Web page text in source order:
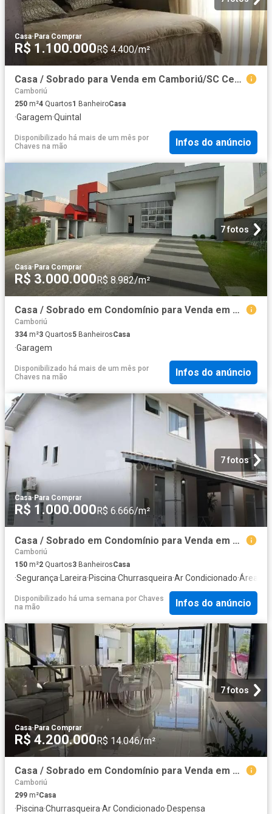
Casa· Para Comprar
R$ 1.100.000R$ 4.400/m²
Casa / Sobrado para Venda em Camboriú/SC Cedro 4 Quartos
Camboriú
250 m²4 Quartos1 BanheiroCasa
·Garagem·Quintal
Disponibilizado há mais de um mês por
Chaves na mão
Infos do anúncio
7 fotos
Casa· Para Comprar
R$ 3.000.000R$ 8.982/m²
Casa / Sobrado em Condomínio para Venda em Camboriú/SC Santa Regina 3 Quartos
Camboriú
334 m²3 Quartos5 BanheirosCasa
·Garagem
Disponibilizado há mais de um mês por
Chaves na mão
Infos do anúncio
7 fotos
Casa·Para Comprar
R$ 1.000.000R$ 6.666/m²
Casa / Sobrado em Condomínio para Venda em Camboriú/SC Monte Alegre 2 Quartos
Camboriú
150 m²2 Quartos3 BanheirosCasa
·Segurança·Lareira·Piscina·Churrasqueira·Ar Condicionado·Área de
Disponibilizado há uma semana por Chaves
na mão
Infos do anúncio
7 fotos
Casa·Para Comprar
R$ 4.200.000R$ 14.046/m²
Casa / Sobrado em Condomínio para Venda em Camboriú/SC Santa Regina
Camboriú
299 m²Casa
·Piscina·Churrasqueira·Ar Condicionado·Despensa